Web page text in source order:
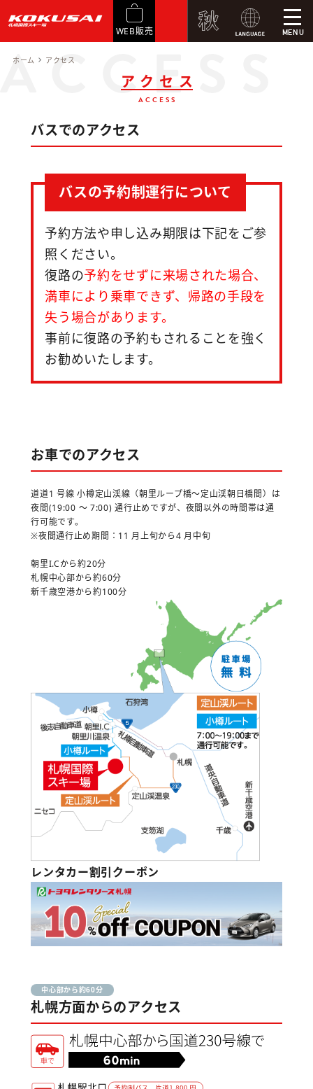
WEB販売 MENU
ホーム アクセス
アクセス
ACCESS
バスでのアクセス
バスの予約制運行について
予約方法や申し込み期限は下記をご参
照ください。
復路の予約をせずに来場された場合、
満車により乗車できず、帰路の手段を
失う場合があります。
事前に復路の予約もされることを強く
お勧めいたします。
お車でのアクセス
道道1 号線 小樽定山渓線（朝里ループ橋～定山渓朝日橋間）は
夜間(19:00 ～ 7:00) 通行止めですが、夜間以外の時間帯は通
行可能です。
※夜間通行止め期間：11 月上旬から4 月中旬
朝里I.Cから約20分
札幌中心部から約60分
新千歳空港から約100分
レンタカー割引クーポン
中心部から約60分
札幌方面からのアクセス